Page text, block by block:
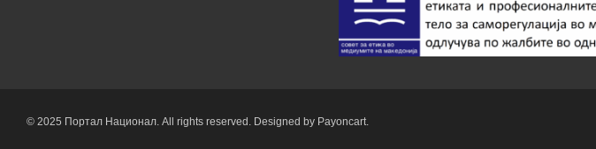
© 2025 Портал Национал. All rights reserved. Designed by Payoncart.